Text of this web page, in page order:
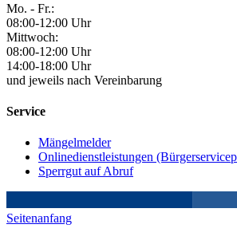
Mo. - Fr.:
08:00-12:00 Uhr
Mittwoch:
08:00-12:00 Uhr
14:00-18:00 Uhr
und jeweils nach Vereinbarung
Service
Mängelmelder
Onlinedienstleistungen
Sperrgut auf Abruf
Seitenanfang